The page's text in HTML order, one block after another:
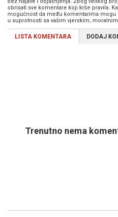
obrisati sve komentare koji krše pravila.
mogućnost da među komentarima
u suprotnosti sa vašim vjerskim,
LISTA KOMENTARA DODAJ
Trenutno nema